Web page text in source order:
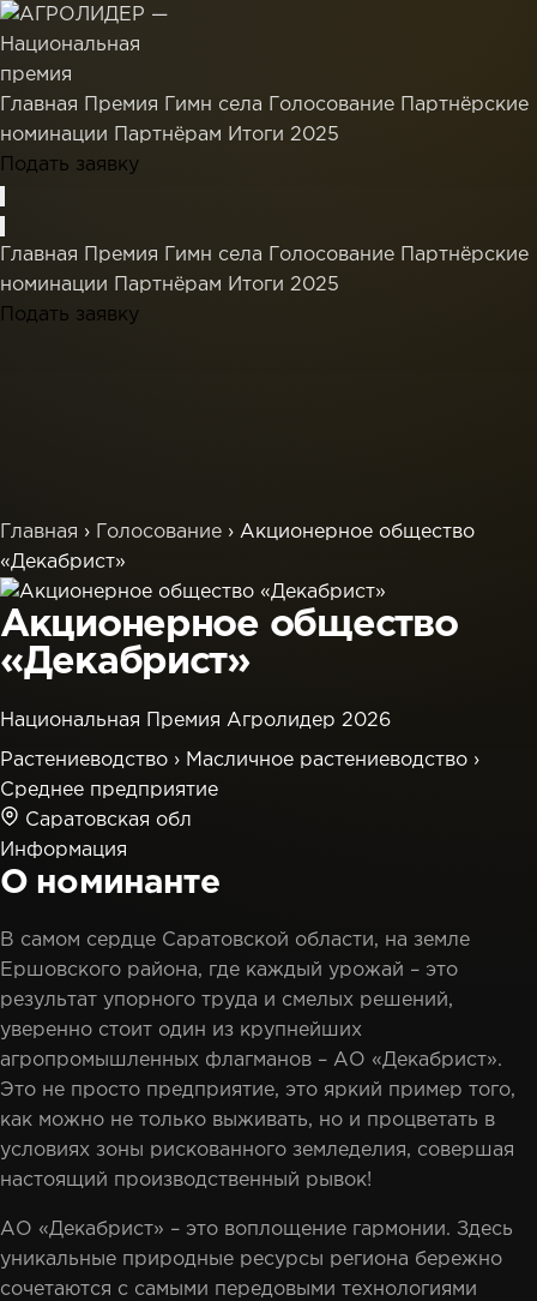
Главная Премия Гимн села Голосование
Партнёрские
номинации
Партнёрам Итоги 2025
Подать заявку
Главная Премия Гимн села Голосование
Партнёрские
номинации
Партнёрам Итоги 2025
Подать заявку
Главная › Голосование › Акционерное общество
«Декабрист»
Акционерное общество
«Декабрист»
Национальная Премия Агролидер 2026
Растениеводство › Масличное растениеводство ›
Среднее предприятие
Саратовская обл
Информация
О номинанте
В самом сердце Саратовской области, на земле
Ершовского района, где каждый урожай – это
результат упорного труда и смелых решений,
уверенно стоит один из крупнейших
агропромышленных флагманов – АО «Декабрист».
Это не просто предприятие, это яркий пример того,
как можно не только выживать, но и процветать в
условиях зоны рискованного земледелия, совершая
настоящий производственный рывок!
АО «Декабрист» – это воплощение гармонии. Здесь
уникальные природные ресурсы региона бережно
сочетаются с самыми передовыми технологиями